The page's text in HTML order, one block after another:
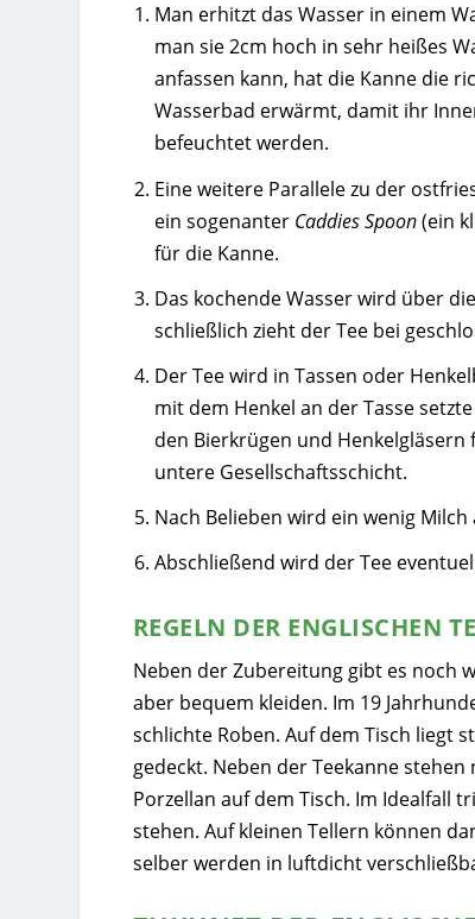
Man erhitzt das Wasser in einem
man sie 2cm hoch in sehr heißes
anfassen kann, hat die Kanne die
Wasserbad erwärmt, damit ihr
befeuchtet werden.
Eine weitere Parallele zu der
ein sogenanter Caddies Spoon(ein
für die Kanne.
Das kochende Wasser wird über
schließlich zieht der Tee bei
Der Tee wird in Tassen oder
mit dem Henkel an der Tasse
den Bierkrügen und
untere Gesellschaftsschicht.
Nach Belieben wird ein wenig
Abschließend wird der Tee
REGELN DER ENGLISCHEN
Neben der Zubereitung gibt es noch
aber bequem kleiden. Im 19
schlichte Roben. Auf dem Tisch liegt
gedeckt. Neben der Teekanne
Porzellan auf dem Tisch. Im Idealfall
stehen. Auf kleinen Tellern können
selber werden in luftdicht